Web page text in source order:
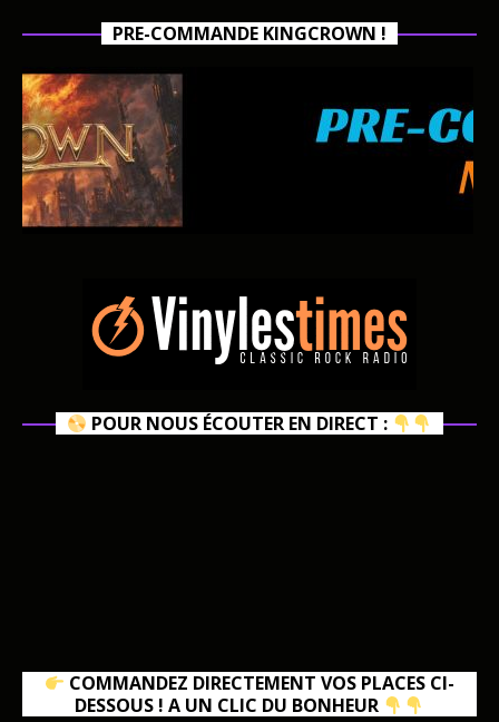
PRE-COMMANDE KINGCROWN !
POUR NOUS ÉCOUTER EN DIRECT :
COMMANDEZ DIRECTEMENT VOS PLACES CI-
DESSOUS ! A UN CLIC DU BONHEUR